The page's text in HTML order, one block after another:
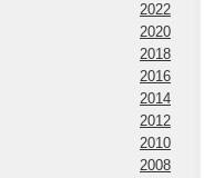
2022
2020
2018
2016
2014
2012
2010
2008